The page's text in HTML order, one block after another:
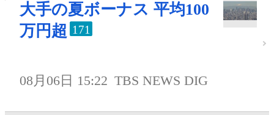
大手の夏ボーナス 平均100
万円超 171
08月06日 15:22 TBS NEWS DIG